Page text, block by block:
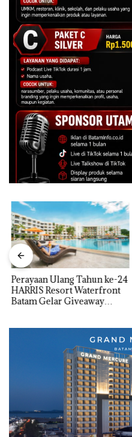
Perayaan Ulang Tahun ke-24
HARRIS Resort Waterfront
Batam Gelar Giveaway